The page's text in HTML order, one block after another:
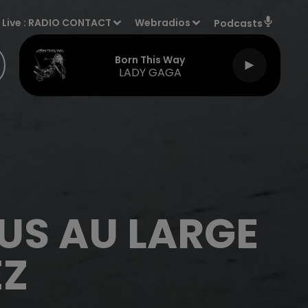
Live : RADIO CONTACT Webradios Podcasts
Born This Way
LADY GAGA
AU LARGE